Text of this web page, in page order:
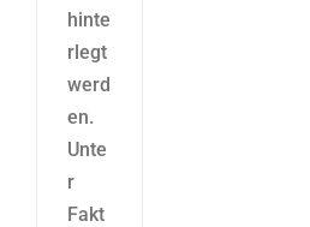
hinte
rlegt
werd
en.
Unte
r
Fakt